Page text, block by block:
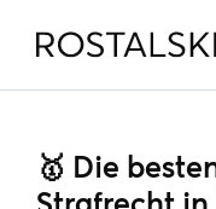
🥇 Die